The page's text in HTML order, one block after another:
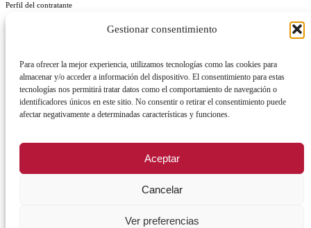
Gestionar consentimiento
Para ofrecer la mejor experiencia, utilizamos tecnologías como las cookies para
almacenar y/o acceder a información del dispositivo. El consentimiento para estas
tecnologías nos permitirá tratar datos como el comportamiento de navegación o
identificadores únicos en este sitio. No consentir o retirar el consentimiento puede
afectar negativamente a determinadas características y funciones.
Aceptar
Cancelar
Ver preferencias
Perfil del contratante
REGISTRO DE ACTIVIDADES DE TRATAMIENTO